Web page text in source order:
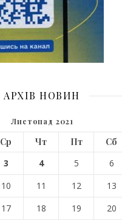
АРХІВ НОВИН
Листопад 2021
Ср Чт Пт Сб
3 4 5 6
10 11 12 13
17 18 19 20